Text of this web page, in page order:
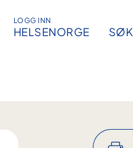
LOGG INN
HELSENORGE SØK